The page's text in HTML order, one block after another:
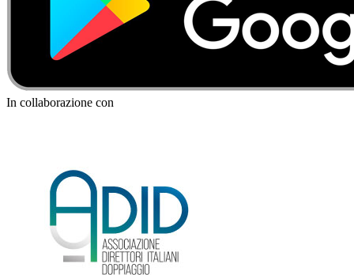
In collaborazione con